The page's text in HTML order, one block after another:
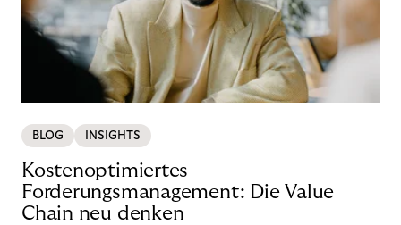
BLOG INSIGHTS
Kostenoptimiertes
Forderungsmanagement: Die Value
Chain neu denken